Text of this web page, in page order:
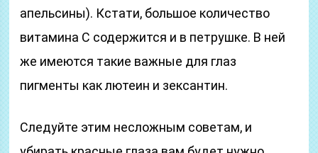
апельсины). Кстати, большое количество
витамина С содержится и в петрушке. В ней
же имеются такие важные для глаз
пигменты как лютеин и зексантин.
Следуйте этим несложным советам, и